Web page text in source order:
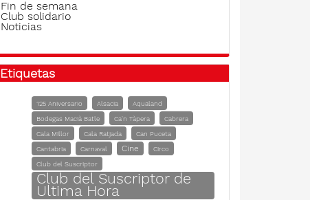
Fin de semana
Club solidario
Noticias
Etiquetas
125 Aniversario Alsacia
Aqualand
Bodegas Macià Batle
Ca'n Tàpera
Cabrera
Cala Millor
Cala Ratjada
Can Puceta
Cantabria
Carnaval Cine
Circo
Club del Suscriptor
Club del Suscriptor de
Ultima Hora